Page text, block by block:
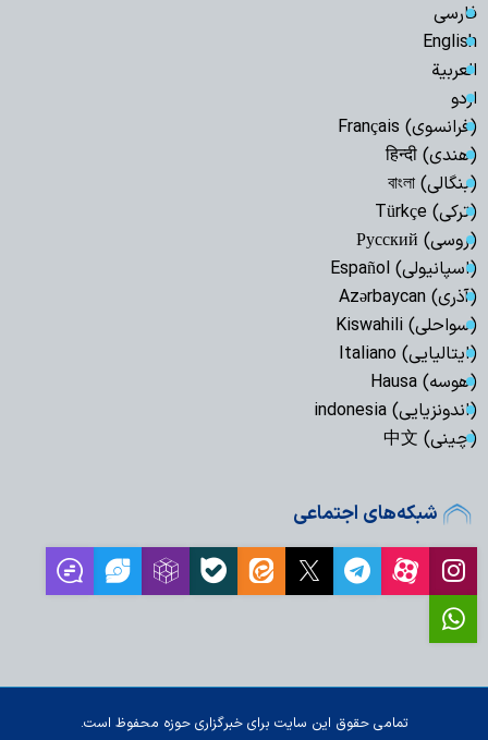
فارسی
English
العربیة
اردو
(فرانسوی) Français
(هندی) हिन्दी
(بنگالی) বাংলা
(ترکی) Türkçe
(روسی) Русский
(اسپانیولی) Español
(آذری) Azərbaycan
(سواحلی) Kiswahili
(ایتالیایی) Italiano
(هوسه) Hausa
(اندونزیایی) indonesia
(چینی) 中文
شبکه‌های اجتماعی
تمامی حقوق این سایت برای خبرگزاری حوزه محفوظ است.